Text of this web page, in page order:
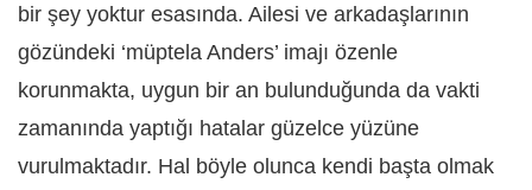
bir şey yoktur esasında. Ailesi ve arkadaşlarının
gözündeki ‘müptela Anders’ imajı özenle
korunmakta, uygun bir an bulunduğunda da vakti
zamanında yaptığı hatalar güzelce yüzüne
vurulmaktadır. Hal böyle olunca kendi başta olmak